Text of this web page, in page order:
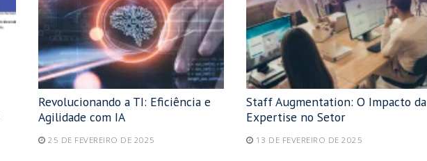
Revolucionando a TI: Eficiência e
Agilidade com IA
25 DE FEVEREIRO DE 2025
Staff Augmentation: O Impacto da
Expertise no Setor
13 DE FEVEREIRO DE 2025